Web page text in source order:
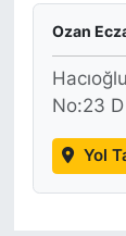
Ozan
No:23
Yol